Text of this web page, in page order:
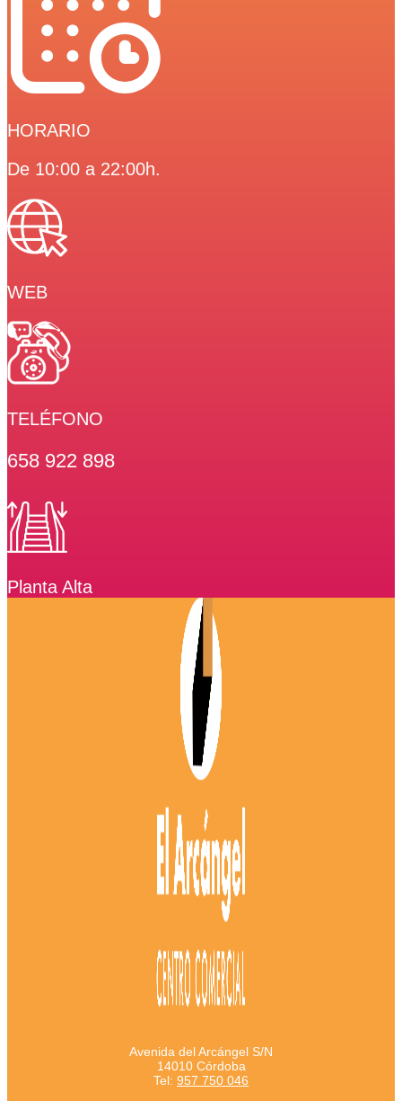
HORARIO
De 10:00 a 22:00h.
WEB
TELÉFONO
658 922 898
Planta Alta
Avenida del Arcángel S/N
14010 Córdoba
Tel: 957 750 046